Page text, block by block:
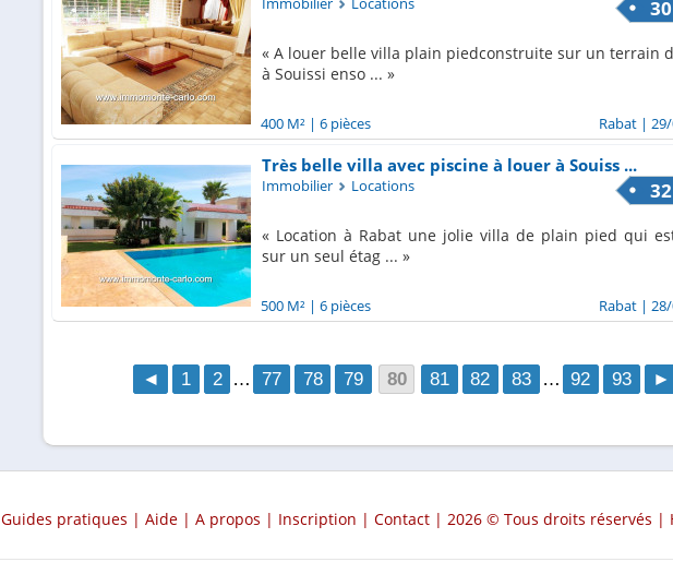
A louer belle villa plain piedconstruite sur un terrain
à Souissi enso ...
400 M²| 6 pièces Rabat| 29/
Très belle villa avec piscine à louer à Souiss ...
Immobilier
Locations
Location à Rabat une jolie villa de plain pied qui
sur un seul étag ...
500 M²| 6 pièces Rabat| 28/
◄ 1 2 … 77 78 79 80 81 82 83 … 92 93 ►
Guides pratiques | Aide | A propos | Inscription | Contact | 2026 © Tous droits réservés |